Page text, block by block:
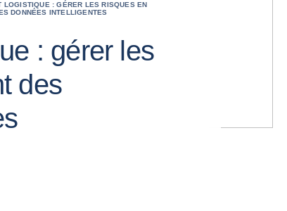
LOGISTIQUE : GÉRER LES RISQUES EN
DONNÉES INTELLIGENTES
: gérer les
des